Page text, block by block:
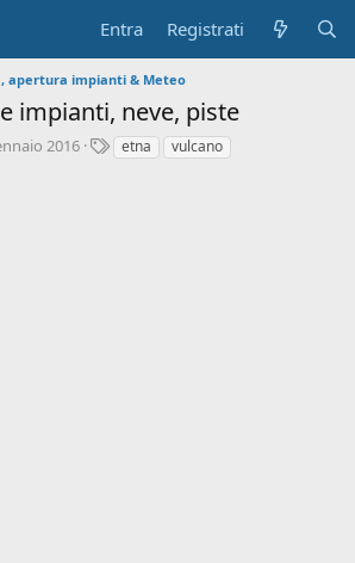
Entra Registrati
apertura impianti & Meteo
impianti, neve, piste
2016
Tetna vulcano